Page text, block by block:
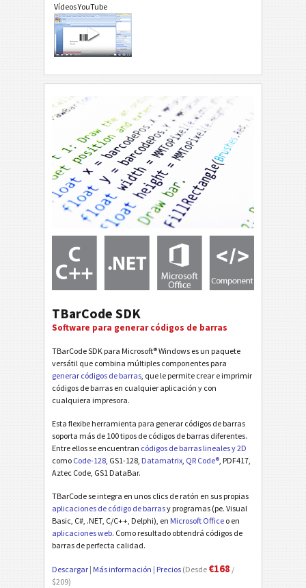
Vídeos YouTube
TBarCode SDK
Software para generar códigos de barras
TBarCode SDK para Microsoft® Windows es un paquete
versátil que combina múltiples componentes para
generar códigos de barras, que le permite crear e imprimir
códigos de barras en cualquier aplicación y con
cualquiera impresora.
Esta flexibe herramienta para generar códigos de barras
soporta más de 100 tipos de códigos de barras diferentes.
Entre ellos se encuentran códigos de barras lineales y 2D
como Code-128, GS1-128, Datamatrix, QR Code®, PDF417,
Aztec Code, GS1 DataBar.
TBarCode se integra en unos clics de ratón en sus propias
aplicaciones de código de barrasy programas (pe. Visual
Basic, C#, .NET, C/C++, Delphi), en Microsoft Office o en
aplicaciones web. Como resultado obtendrá códigos de
barras de perfecta calidad.
Descargar | Más información | Precios (Desde €168 /
$209)